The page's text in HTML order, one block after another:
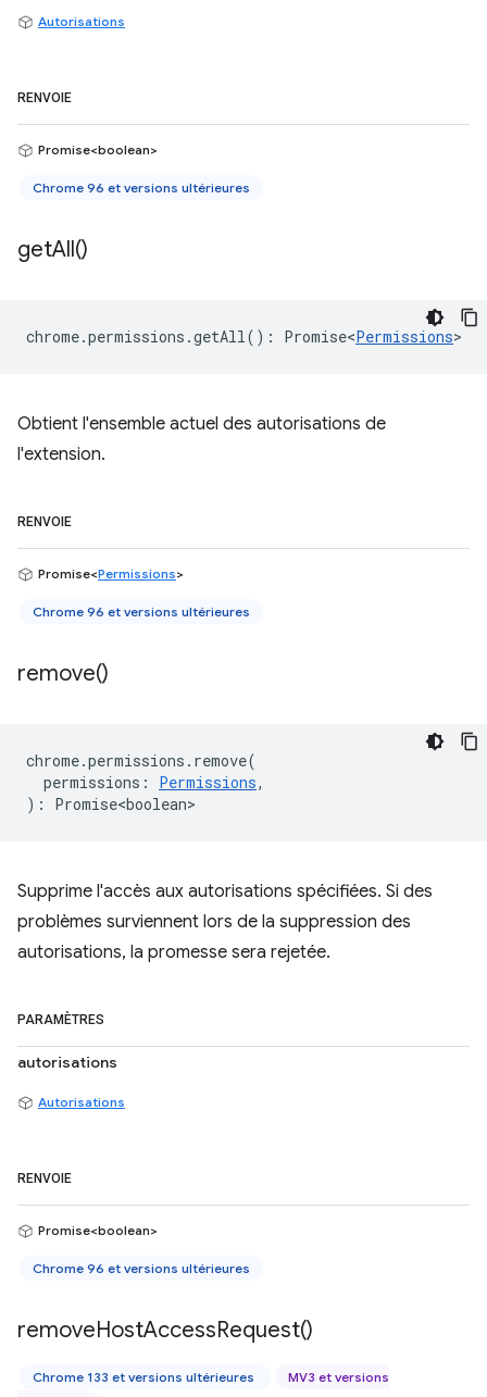
Autorisations
RENVOIE
Promise<boolean>
Chrome 96 et versions ultérieures
getAll()
chrome.permissions .getAll () : Promise<Permissions>
Obtient l'ensemble actuel des autorisations de
l'extension.
RENVOIE
Promise<Permissions>
Chrome 96 et versions ultérieures
remove()
chrome.permissions . remove(
permissions : Permissions,
) : Promise<boolean>
Supprime l'accès aux autorisations spécifiées. Si des
problèmes surviennent lors de la suppression des
autorisations, la promesse sera rejetée.
PARAMÈTRES
autorisations
Autorisations
RENVOIE
Promise<boolean>
Chrome 96 et versions ultérieures
removeHostAccessRequest()
Chrome 133 et versions ultérieures
MV3 et versions